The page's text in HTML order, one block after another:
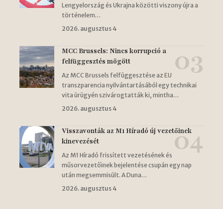
Lengyelország és Ukrajna közötti viszony újra a
történelem…
2026. augusztus 4
MCC Brussels: Nincs korrupció a
felfüggesztés mögött
Az MCC Brussels felfüggesztése az EU
transzparencia nyilvántartásából egy technikai
vita ürügyén szivárogtatták ki, mintha…
2026. augusztus 4
Visszavonták az M1 Híradó új vezetőinek
kinevezését
Az M1 Híradó frissített vezetésének és
műsorvezetőinek bejelentése csupán egy nap
után megsemmisült. A Duna…
2026. augusztus 4